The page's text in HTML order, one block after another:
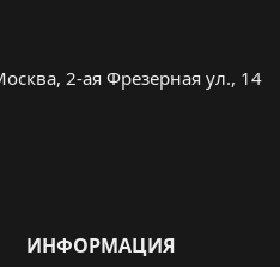
2-ая Фрезерная ул., 14
ИНФОРМАЦИЯ